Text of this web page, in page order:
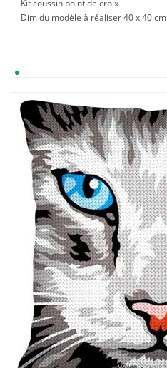
Kit coussin point de croix
Dim du modèle à réaliser 40 x 40 cm